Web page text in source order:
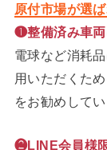
原付市場が選
❶整備済み車
電球など消耗
用いただくた
をお勧めしてい
❷LINE会員様